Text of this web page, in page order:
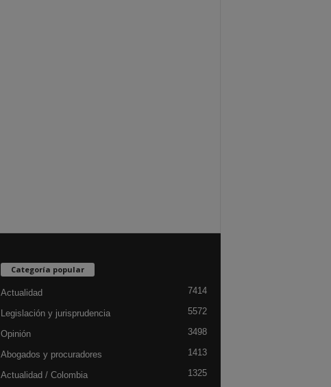
Categoría popular
Actualidad 7414
Legislación y jurisprudencia 5572
Opinión 3498
Abogados y procuradores 1413
Actualidad / Colombia 1325